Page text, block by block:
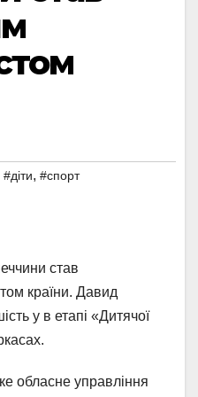
#діти, #спорт
став
країни. Давид
у в етапі «Дитячої
обласне управління